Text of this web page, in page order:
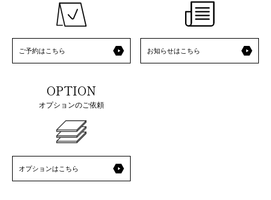
ご予約はこちら お知らせはこちら
OPTION
オプションのご依頼
オプションはこちら